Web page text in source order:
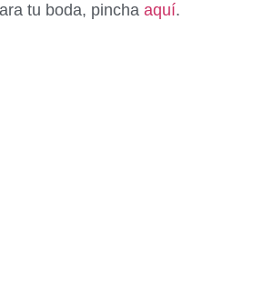
tu boda, pincha aquí.